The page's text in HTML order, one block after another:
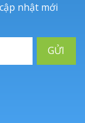
nhật mới
GỬI